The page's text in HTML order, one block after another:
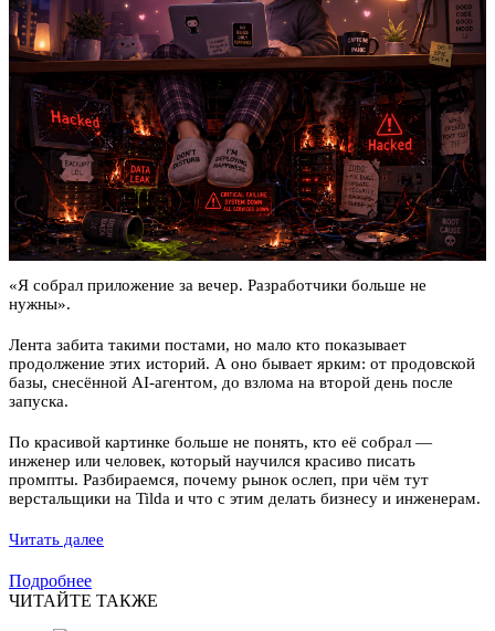
«Я собрал приложение за вечер. Разработчики больше не
нужны».
Лента забита такими постами, но мало кто показывает
продолжение этих историй. А оно бывает ярким: от продовской
базы, снесённой AI-агентом, до взлома на второй день после
запуска.
По красивой картинке больше не понять, кто её собрал —
инженер или человек, который научился красиво писать
промпты. Разбираемся, почему рынок ослеп, при чём тут
верстальщики на Tilda и что с этим делать бизнесу и инженерам.
Читать далее
Подробнее
ЧИТАЙТЕ ТАКЖЕ